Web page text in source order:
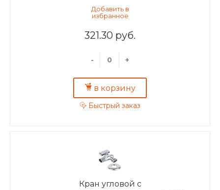
321.30 руб.
- +
в корзину
Быстрый заказ
Кран угловой с